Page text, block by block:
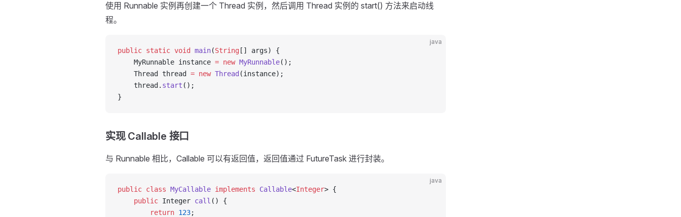
使用 Runnable 实例再创建一个 Thread 实例，然后调用 Thread 实例的 start() 方法来启动线
程。
java
public static void main(String [] args) {
    MyRunnable instance
= new MyRunnable();
    Thread thread
= new Thread (instance);
    thread.
start ();
}
实现 Callable 接口
与 Runnable 相比，Callable 可以有返回值，返回值通过 FutureTask 进行封装。
java
public class MyCallable implements Callable<Integer> {
    public
Integer call () {
        return
123;